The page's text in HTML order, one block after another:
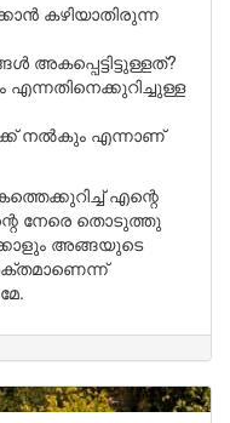
കഴിയാതിരുന്ന
അകപ്പെട്ടിട്ടുള്ളത്?
നൽകും എന്നാണ്
എന്റെ
നേരെ തൊടുത്തു
അങ്ങയുടെ